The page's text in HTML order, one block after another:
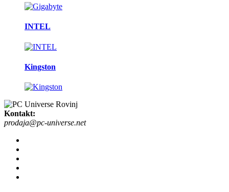
INTEL
Kingston
Kontakt:
prodaja@pc-universe.net